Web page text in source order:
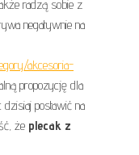
radzą sobie z
negatywnie na
akcesoria-
propozycję dla
dzisiaj postawić na
że plecak z